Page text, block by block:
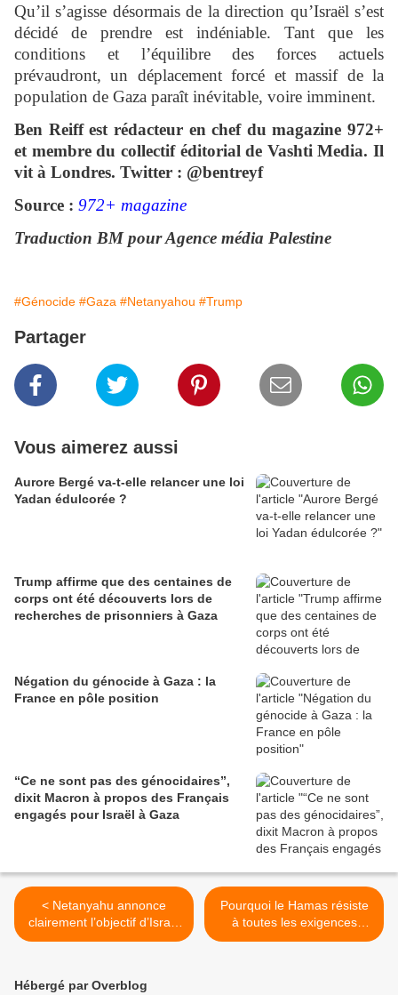
Qu’il s’agisse désormais de la direction qu’Israël s’est
décidé de prendre est indéniable. Tant que les
conditions et l’équilibre des forces actuels
prévaudront, un déplacement forcé et massif de la
population de Gaza paraît inévitable, voire imminent.
Ben Reiff est rédacteur en chef du magazine 972+
et membre du collectif éditorial de Vashti Media. Il
vit à Londres. Twitter : @bentreyf
Source : 972+ magazine
Traduction BM pour Agence média Palestine
#Génocide #Gaza #Netanyahou #Trump
Partager
Vous aimerez aussi
Aurore Bergé va-t-elle relancer une loi
Yadan édulcorée ?
Trump affirme que des centaines de
corps ont été découverts lors de
recherches de prisonniers à Gaza
Négation du génocide à Gaza : la
France en pôle position
“Ce ne sont pas des génocidaires”,
dixit Macron à propos des Français
engagés pour Israël à Gaza
< Netanyahu annonce
clairement l’objectif d’Israël
à Gaza
Pourquoi le Hamas résiste
à toutes les exigences
étrangères de reddition >
Hébergé par Overblog